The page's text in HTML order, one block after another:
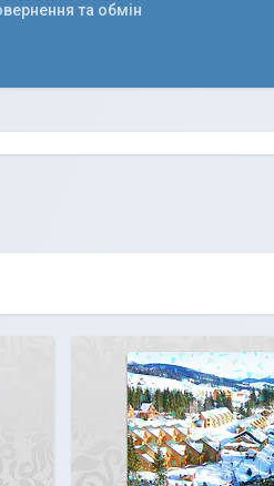
та обмін